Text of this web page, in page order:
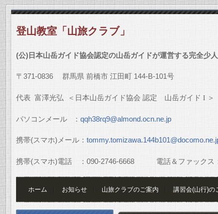
登山教室「山旅クラブ」
(公)日本山岳ガイド協会認定の山岳ガイドが運営する完全少
〒 371-0836 群馬県 前橋市 江田町 144-B-101号
代表 富澤光弘 ＜日本山岳ガイド協会 認定 山岳ガイド I ＞
パソコンメール ： qqh38rq9@almond.ocn.ne.jp
携帯(スマホ)メール：
携帯(スマホ)電話 ： 090-2746-6668電話＆ファックス
ホーム お知らせ 山旅クラブのご案内 講習会(山行)の